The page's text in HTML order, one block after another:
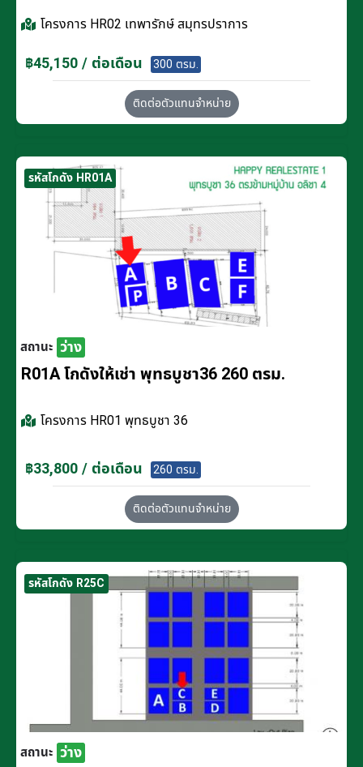
โครงการ HR02 เทพารักษ์ สมุทรปราการ
฿45,150 / ต่อเดือน 300 ตรม.
ติดต่อตัวแทนจำหน่าย
รหัสโกดัง HR01A
สถานะ ว่าง
R01A โกดังให้เช่า พุทธบูชา36 260 ตรม.
โครงการ HR01 พุทธบูชา 36
฿33,800 / ต่อเดือน 260 ตรม.
ติดต่อตัวแทนจำหน่าย
รหัสโกดัง R25C
สถานะ ว่าง